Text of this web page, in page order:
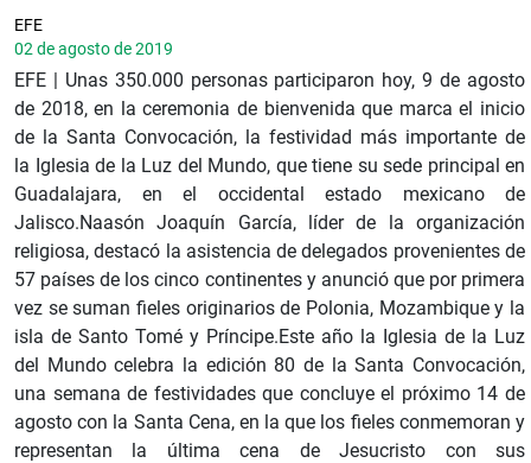
EFE
02 de agosto de 2019
EFE | Unas 350.000 personas participaron hoy, 9 de agosto
de 2018, en la ceremonia de bienvenida que marca el inicio
de la Santa Convocación, la festividad más importante de
la Iglesia de la Luz del Mundo, que tiene su sede principal en
Guadalajara, en el occidental estado mexicano de
Jalisco.Naasón Joaquín García, líder de la organización
religiosa, destacó la asistencia de delegados provenientes de
57 países de los cinco continentes y anunció que por primera
vez se suman fieles originarios de Polonia, Mozambique y la
isla de Santo Tomé y Príncipe.Este año la Iglesia de la Luz
del Mundo celebra la edición 80 de la Santa Convocación,
una semana de festividades que concluye el próximo 14 de
agosto con la Santa Cena, en la que los fieles conmemoran y
representan la última cena de Jesucristo con sus